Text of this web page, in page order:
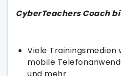
CyberTeachers Coach
Viele Trainingsmedien
mobile